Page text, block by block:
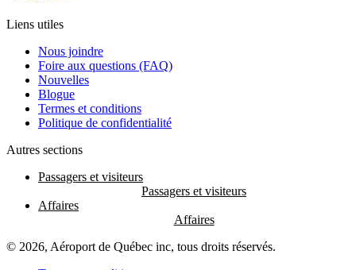
Liens utiles
Nous joindre
Foire aux questions (FAQ)
Nouvelles
Blogue
Termes et conditions
Politique de confidentialité
Autres sections
Passagers et visiteurs
Affaires
© 2026, Aéroport de Québec inc, tous droits réservés.